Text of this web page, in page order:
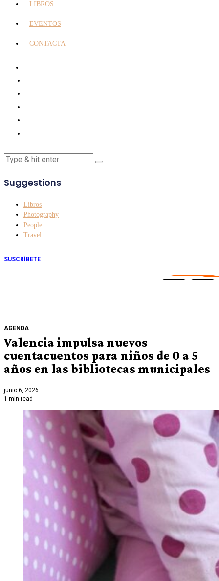
LIBROS
EVENTOS
CONTACTA
Suggestions
Libros
Photography
People
Travel
SUSCRÍBETE
AGENDA
Valencia impulsa nuevos
cuentacuentos para niños de 0 a 5
años en las bibliotecas municipales
junio 6, 2026
1 min read